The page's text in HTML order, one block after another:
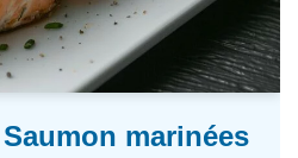
marinées